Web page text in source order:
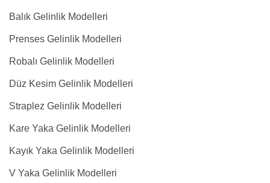
Balık Gelinlik Modelleri
Prenses Gelinlik Modelleri
Robalı Gelinlik Modelleri
Düz Kesim Gelinlik Modelleri
Straplez Gelinlik Modelleri
Kare Yaka Gelinlik Modelleri
Kayık Yaka Gelinlik Modelleri
V Yaka Gelinlik Modelleri